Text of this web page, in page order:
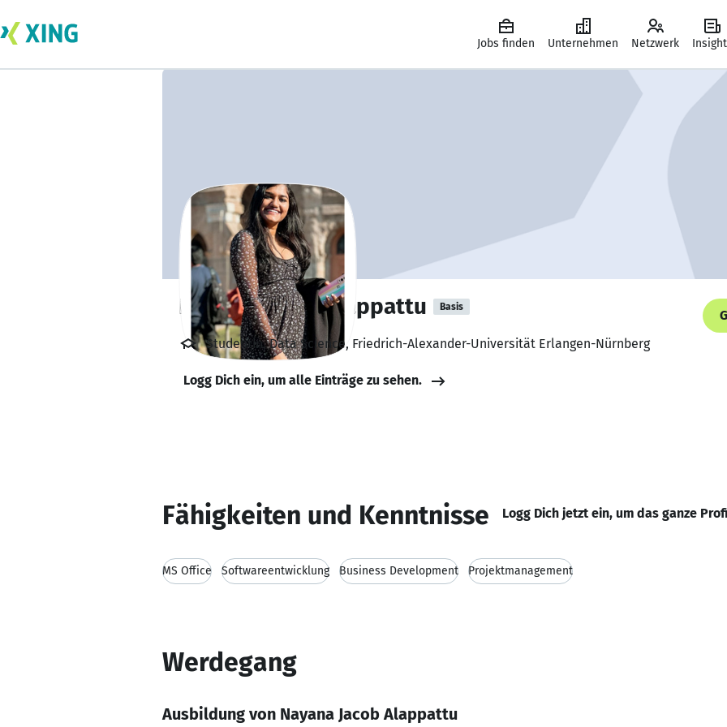
Jobs finden Unternehmen Netzwerk
Nayana Jacob Alappattu Basis
Studentin, Data Science, Friedrich-Alexander-Universität Erlangen-Nürnberg
Logg Dich ein, um alle Einträge zu sehen.
Fähigkeiten und Kenntnisse Logg Dich jetzt ein, um das ganze
MS Office Softwareentwicklung Business Development Projektmanagement
Werdegang
Ausbildung von Nayana Jacob Alappattu